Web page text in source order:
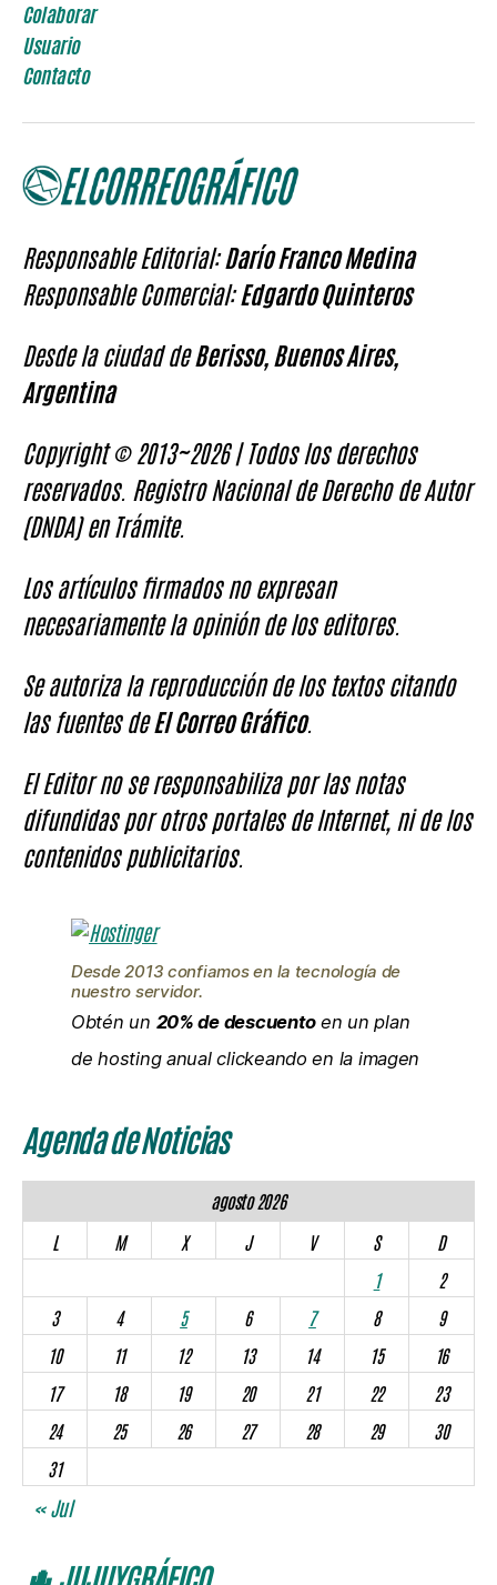
Colaborar
Usuario
Contacto
Responsable Editorial:Darío Franco Medina
Responsable Comercial:Edgardo Quinteros
Desde la ciudad deBerisso, Buenos Aires,
Argentina
Copyright © 2013~2026 | Todos los derechos
reservados. Registro Nacional de Derecho de Autor
(DNDA) en Trámite.
Los artículos firmados no expresan
necesariamente la opinión de los editores.
Se autoriza la reproducción de los textos citando
las fuentes deEl Correo Gráfico.
El Editor no se responsabiliza por las notas
difundidas por otros portales de Internet, ni de los
contenidos publicitarios.
Desde 2013 confiamos en la tecnología de
nuestro servidor.
Obtén un 20% de descuentoen un plan
de hosting anual clickeando en la imagen
Agenda de Noticias
agosto 2026
L
M X J V S
D
1
2
3
4 5 6 7 8
9
10
11 12 13 14 15
16
17
18 19 20 21 22
23
24
25 26 27 28 29
30
31
« Jul
🌵 JUJUYGRÁFICO